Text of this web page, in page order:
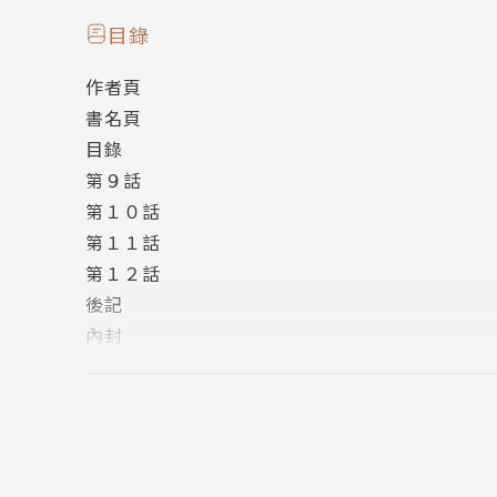
「從現在開始，我就要像個普通的女高中生，盡
【STORY】
糸終於開始習慣和四位繼弟一起生活。
也逐漸和看似冷酷，其實很替家人著想的長男「
有時候還會出現不錯的氣氛(!?)♡
就連一直窩在自己房間的三男「柊」也敞開了心
感覺會是讓人微微感動的第三集♡
目錄
作者頁
書名頁
目錄
第９話
第１０話
第１１話
第１２話
後記
內封